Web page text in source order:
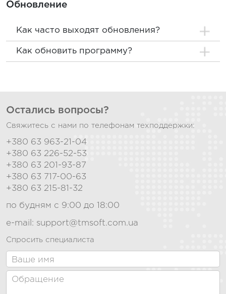
Обновление
Как часто выходят обновления?
Как обновить программу?
Остались вопросы?
Свяжитесь с нами по телефонам техподдержки:
+380 63 963-21-04
+380 63 226-52-53
+380 63 201-93-87
+380 63 717-00-63
+380 63 215-81-32
по будням с 9:00 до 18:00
e-mail: support@tmsoft.com.ua
Спросить специалиста